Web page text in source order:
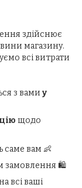
здійснює
магазину.
всі витрати
з вами у
щодо
саме вам 👶
замовлення 🛍️
всі ваші